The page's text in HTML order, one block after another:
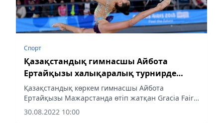
Спорт
Қазақстандық гимнасшы Айбота
Ертайқызы халықаралық турнирде
«алтын» алды
Қазақстандық көркем гимнасшы Айбота
Ертайқызы Мажарстанда өтіп жатқан Gracia Fair
Cup халықаралық турнирде алтын медаль алды,
деп хабарлайды Almaty-akshamy.kz Inform.kz-ке
30.08.2022 10:00